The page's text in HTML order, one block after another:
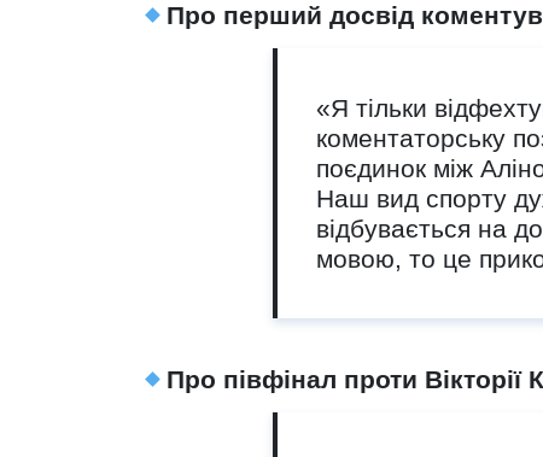
Про перший досвід
«Я тільки
коментаторську
поєдинок між
Наш вид спорту
відбувається на
мовою, то це
Про півфінал проти Вікторії